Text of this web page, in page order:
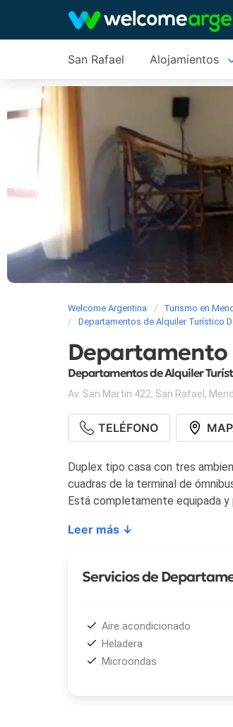
San Rafael Alojamientos
Welcome Argentina Turismo en
Departamentos de Alquiler Turístico
Departamento
Departamentos de Alquiler
Av. San Martín 422, San Rafael ,
TELÉFONO
Duplex tipo casa con tres
cuadras de la terminal de
Está completamente equipada
Leer más ↓
Servicios de
Aire acondicionado
Heladera
Microondas